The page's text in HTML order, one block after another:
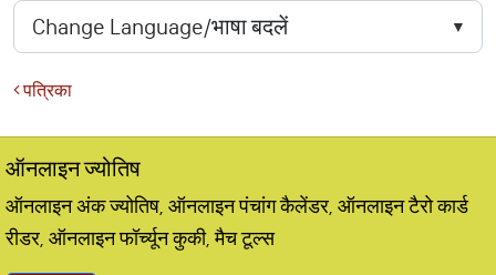
पत्रिका
ऑनलाइन ज्योतिष
ऑनलाइन अंक ज्योतिष, ऑनलाइन पंचांग कैलेंडर, ऑनलाइन टैरो कार्ड
रीडर, ऑनलाइन फॉर्च्यून कुकी, मैच टूल्स